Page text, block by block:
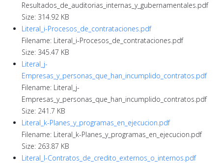
Resultados_de_auditorias_internas_y_gubernamentales.pdf
Size: 314.92 KB
Literal_i-Procesos_de_contrataciones.pdf
Filename: Literal_i-Procesos_de_contrataciones.pdf
Size: 345.47 KB
Literal_j-
Empresas_y_personas_que_han_incumplido_contratos.pdf
Filename: Literal_j-
Empresas_y_personas_que_han_incumplido_contratos.pdf
Size: 241.7 KB
Literal_k-Planes_y_programas_en_ejecucion.pdf
Filename: Literal_k-Planes_y_programas_en_ejecucion.pdf
Size: 263.87 KB
Literal_l-Contratos_de_credito_externos_o_internos.pdf